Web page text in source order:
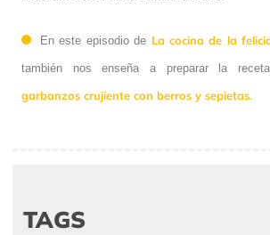
En este episodio de La cocina de la
también nos enseña a preparar la
garbanzos crujiente con berros y sepietas.
TAGS